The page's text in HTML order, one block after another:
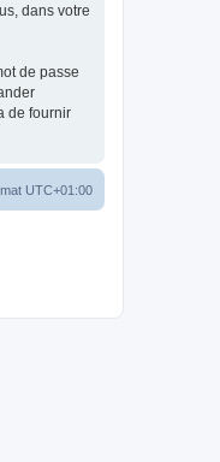
dans votre
de passe
de fournir
UTC+01:00